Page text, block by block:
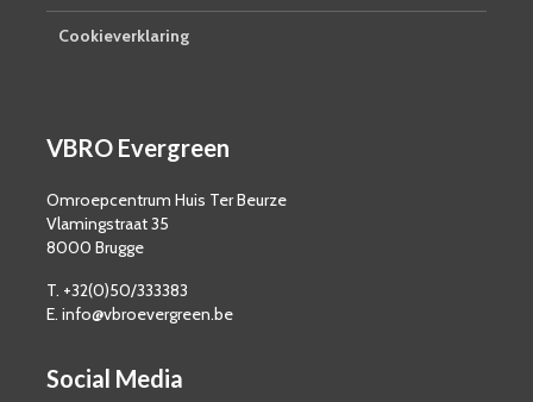
Cookieverklaring
VBRO Evergreen
Omroepcentrum Huis Ter Beurze
Vlamingstraat 35
8000 Brugge
T. +32(0)50/333383
E. info@vbroevergreen.be
Social Media